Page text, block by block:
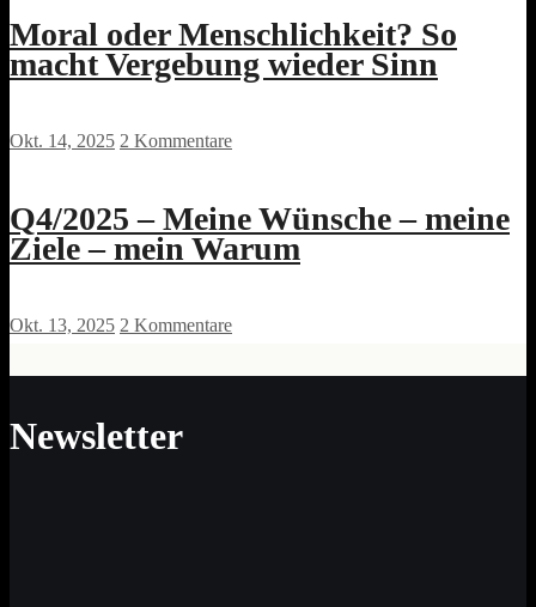
Moral oder Menschlichkeit? So
macht Vergebung wieder Sinn
Okt. 14, 2025 2 Kommentare
Q4/2025 – Meine Wünsche – meine
Ziele – mein Warum
Okt. 13, 2025 2 Kommentare
Newsletter